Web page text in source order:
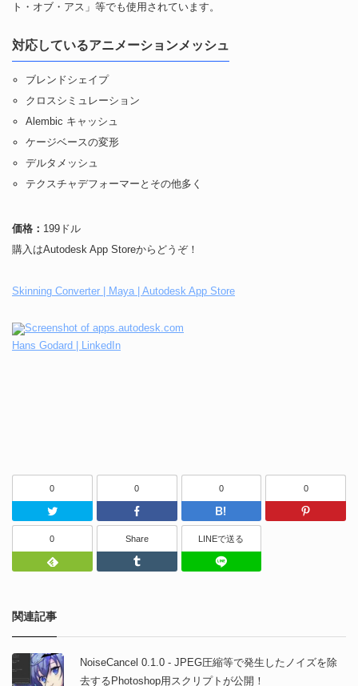
ト・オブ・アス」等でも使用されています。
対応しているアニメーションメッシュ
ブレンドシェイプ
クロスシミュレーション
Alembic キャッシュ
ケージベースの変形
デルタメッシュ
テクスチャデフォーマーとその他多く
価格： 199ドル
購入はAutodesk App Storeからどうぞ！
Skinning Converter | Maya | Autodesk App Store
Hans Godard | LinkedIn
0
Twitter
0
Facebook
0
はてなブッ
0
0
Feedly
Share
Tumblr
LINEで送る
関連記事
NoiseCancel 0.1.0 - JPEG圧縮等で発生したノイズを除
去するPhotoshop用スクリプトが公開！